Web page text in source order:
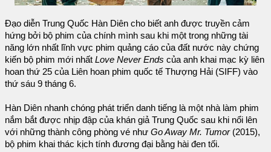
Đạo diễn Trung Quốc Hàn Diên cho biết anh được truyền cảm
hứng bởi bộ phim của chính mình sau khi một trong những tài
năng lớn nhất lĩnh vực phim quảng cáo của đất nước này chứng
kiến bộ phim mới nhất Love Never Ends của anh khai mạc kỳ liên
hoan thứ 25 của Liên hoan phim quốc tế Thượng Hải (SIFF) vào
thứ sáu 9 tháng 6.
Hàn Diên nhanh chóng phát triển danh tiếng là một nhà làm phim
nắm bắt được nhịp đập của khán giả Trung Quốc sau khi nổi lên
với những thành công phòng vé như Go Away Mr. Tumor(2015),
bộ phim khai thác kịch tính đương đại bằng hài đen tối.